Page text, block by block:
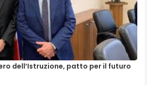
dell’Istruzione, patto per il futuro